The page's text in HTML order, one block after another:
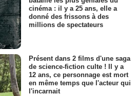
cinéma : il y a 25 ans, elle a
donné des frissons à des
millions de spectateurs
Présent dans 2 films d'une saga
de science-fiction culte ! Il y a
12 ans, ce personnage est mort
en même temps que l'acteur qui
l'incarnait